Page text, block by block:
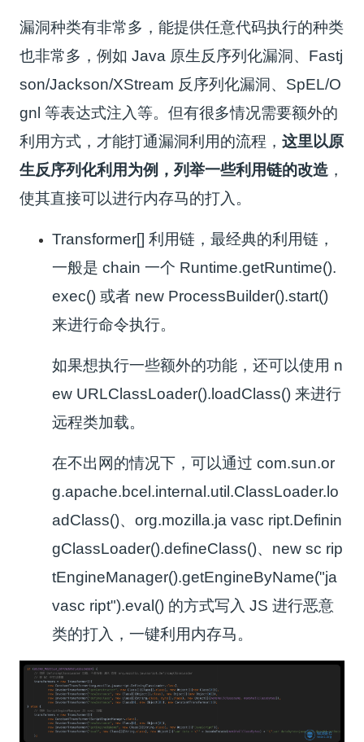
漏洞种类有非常多，能提供任意代码执行的种类
也非常多，例如 Java 原生反序列化漏洞、Fastj
son/Jackson/XStream 反序列化漏洞、SpEL/O
gnl 等表达式注入等。但有很多情况需要额外的
利用方式，才能打通漏洞利用的流程，这里以原
生反序列化利用为例，列举一些利用链的改造 ，
使其直接可以进行内存马的打入。
Transformer[] 利用链，最经典的利用链，
一般是 chain 一个 Runtime.getRuntime().
exec() 或者 new ProcessBuilder().start()
来进行命令执行。
如果想执行一些额外的功能，还可以使用 n
ew URLClassLoader().loadClass() 来进行
远程类加载。
在不出网的情况下，可以通过com.sun.or
g.apache.bcel.internal.util.ClassLoader.lo
adClass()、org.mozilla.ja vasc ript.Definin
gClassLoader().defineClass()、 new sc rip
tEngineManager().getEngineByName("ja
vasc ript").eval() 的方式写入 JS 进行恶意
类的打入，一键利用内存马。